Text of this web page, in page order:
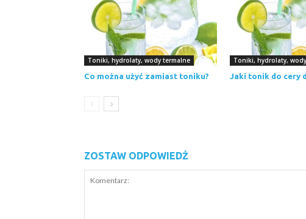
Toniki, hydrolaty, wody termalne
Co można użyć zamiast toniku?
Toniki, hydrolaty,
Jaki tonik do cery
ZOSTAW ODPOWIEDŹ